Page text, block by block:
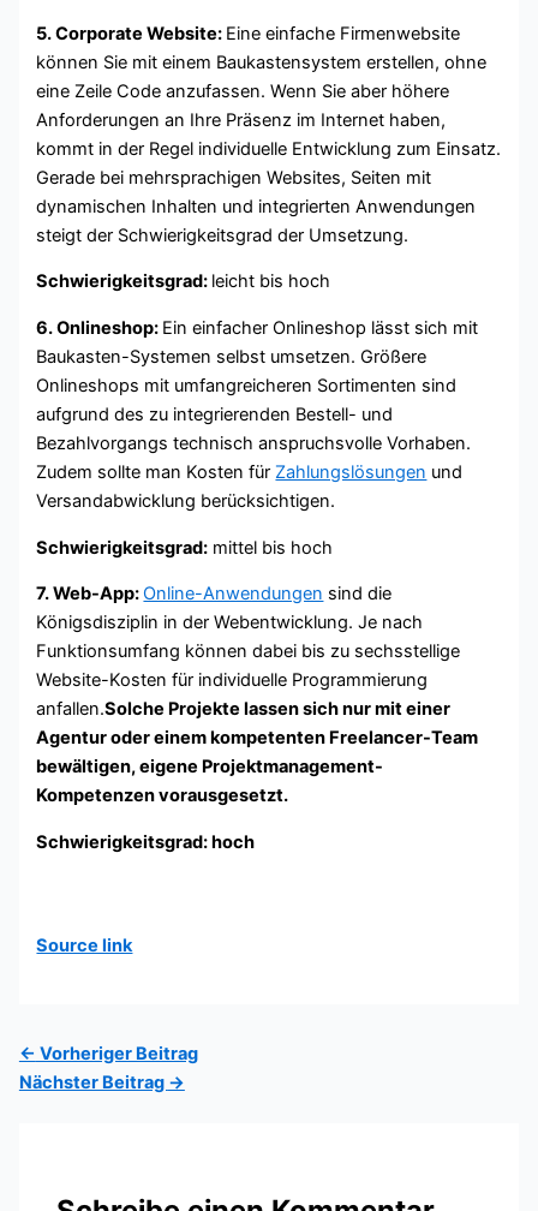
5. Corporate Website: Eine einfache Firmenwebsite
können Sie mit einem Baukastensystem erstellen, ohne
eine Zeile Code anzufassen. Wenn Sie aber höhere
Anforderungen an Ihre Präsenz im Internet haben,
kommt in der Regel individuelle Entwicklung zum Einsatz.
Gerade bei mehrsprachigen Websites, Seiten mit
dynamischen Inhalten und integrierten Anwendungen
steigt der Schwierigkeitsgrad der Umsetzung.
Schwierigkeitsgrad: leicht bis hoch
6. Onlineshop: Ein einfacher Onlineshop lässt sich mit
Baukasten-Systemen selbst umsetzen. Größere
Onlineshops mit umfangreicheren Sortimenten sind
aufgrund des zu integrierenden Bestell- und
Bezahlvorgangs technisch anspruchsvolle Vorhaben.
Zudem sollte man Kosten für Zahlungslösungen und
Versandabwicklung berücksichtigen.
Schwierigkeitsgrad: mittel bis hoch
7. Web-App:Online-Anwendungen sind die
Königsdisziplin in der Webentwicklung. Je nach
Funktionsumfang können dabei bis zu sechsstellige
Website-Kosten für individuelle Programmierung
anfallen.Solche Projekte lassen sich nur mit einer
Agentur oder einem kompetenten Freelancer-Team
bewältigen, eigene Projektmanagement-
Kompetenzen vorausgesetzt.
Schwierigkeitsgrad: hoch
Source link
← Vorheriger Beitrag
Nächster Beitrag →